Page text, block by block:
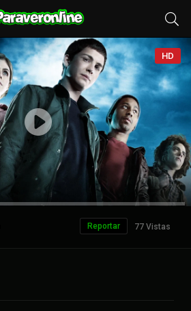
HD
77 Vistas
Reportar